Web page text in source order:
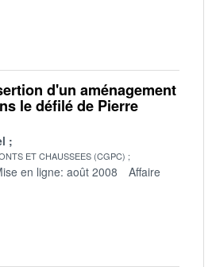
d'un aménagement
le défilé de Pierre
ET CHAUSSEES (CGPC)
en ligne: août 2008
Affaire